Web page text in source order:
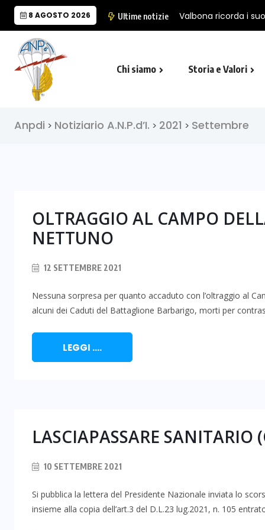
8 AGOSTO 2026 Ultime notizie
Chi siamo Storia e Valori
Anpdi > Notiziario A.N.P.d’I. > 2021 > Settembre
OLTRAGGIO AL CAMPO
NETTUNO
12 SETTEMBRE 2021
Nessuna sorpresa per quanto accaduto con l’oltraggio al
alcuni dei Caduti del Battaglione Barbarigo, morti per
LEGGI ....
LASCIAPASSARE SANITARIO
10 SETTEMBRE 2021
Si pubblica la lettera del Presidente Nazionale inviata lo
insieme alla copia dell’art.3 del D.L.23 lug.2021, n. 105